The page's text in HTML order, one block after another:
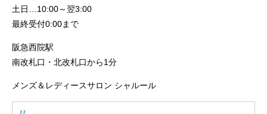
土日…10:00～翌3:00
最終受付0:00まで
阪急西院駅
南改札口・北改札口から1分
メンズ＆レディースサロン シャルール